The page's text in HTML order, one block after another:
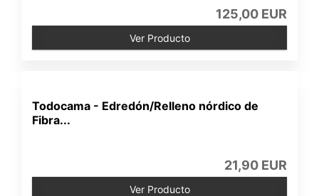
125,00 EUR
Ver Producto
Todocama - Edredón/Relleno nórdico de
Fibra...
21,90 EUR
Ver Producto